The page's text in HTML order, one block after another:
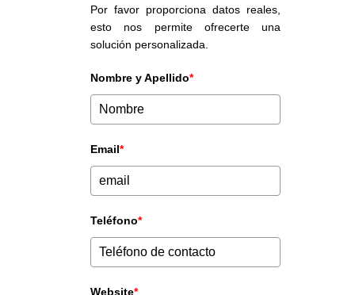
Por favor proporciona datos reales,
esto nos permite ofrecerte una
solución personalizada.
Nombre y Apellido*
Email*
Teléfono*
Website*